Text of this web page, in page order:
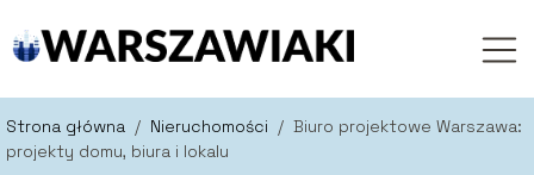
Strona główna / Nieruchomości / Biuro projektowe Warszawa:
projekty domu, biura i lokalu